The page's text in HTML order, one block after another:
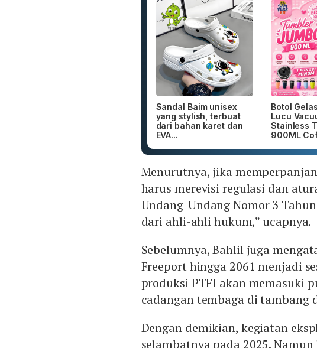
Sandal Baim unisex
yang stylish, terbuat
dari bahan karet dan
EVA...
Botol
Lucu
Stainless
900ML
Menurutnya, jika
harus merevisi regulasi dan
Undang-Undang Nomor 3
dari ahli-ahli hukum,” ucapnya.
Sebelumnya, Bahlil juga
Freeport hingga 2061 menjadi
produksi PTFI akan memasuki
cadangan tembaga di tambang
Dengan demikian, kegiatan
selambatnya pada 2025.